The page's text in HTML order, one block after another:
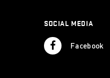
SOCIAL MEDIA
Facebook